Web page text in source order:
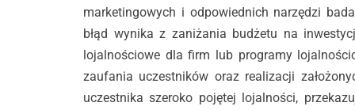
marketingowych i odpowiednich narzędzi
błąd wynika z zaniżania budżetu na
lojalnościowe dla firm lub programy
zaufania uczestników oraz realizacji
uczestnika szeroko pojętej lojalności,